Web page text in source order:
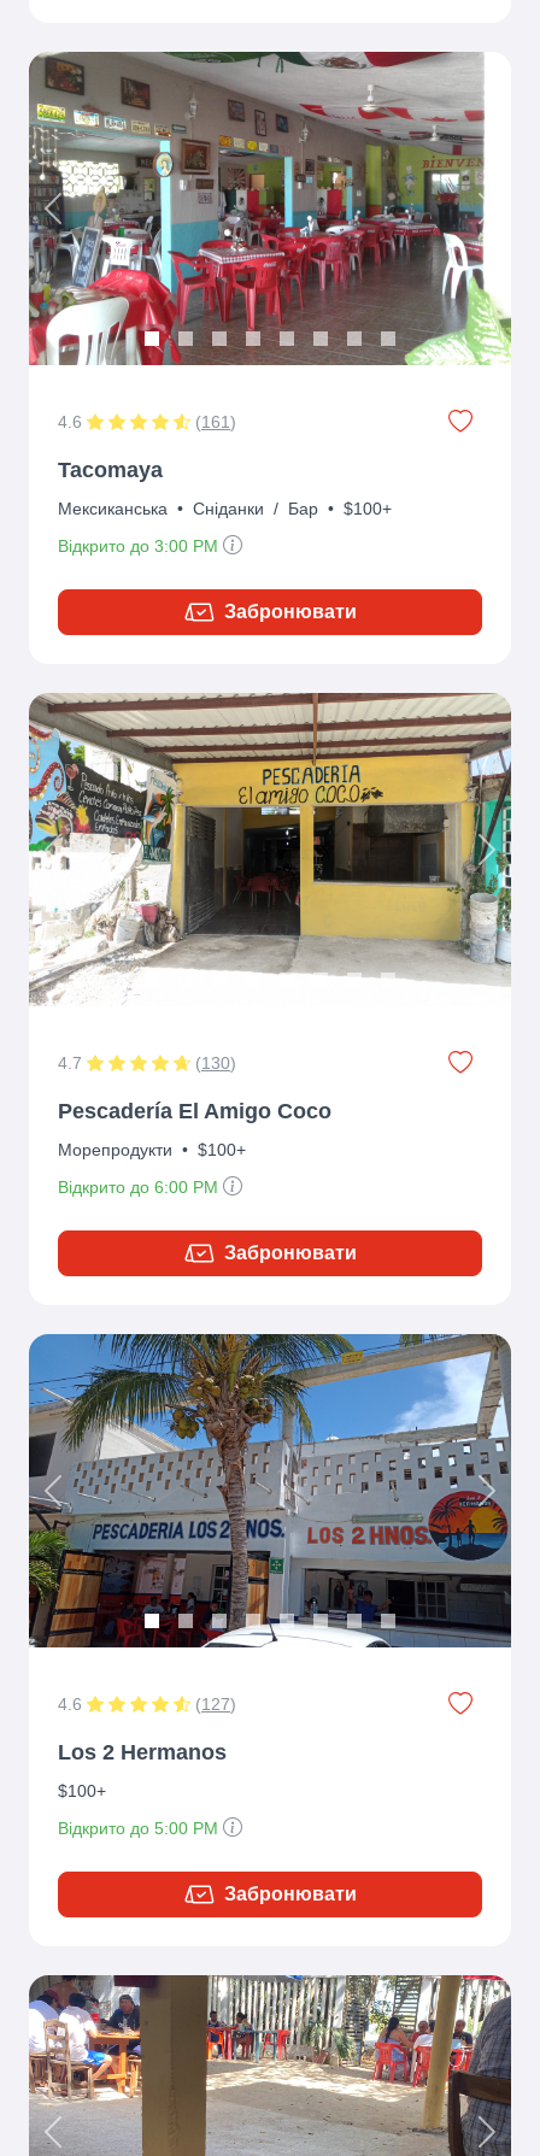
Previous
4.6 (161)
Tacomaya
Мексиканська • Сніданки / Бар • $100+
Відкрито до 3:00 PM
Забронювати
Previous Next
4.7 (130)
Pescadería El Amigo Coco
Морепродукти • $100+
Відкрито до 6:00 PM
Забронювати
Previous Next
4.6 (127)
Los 2 Hermanos
$100+
Відкрито до 5:00 PM
Забронювати
Previous Next